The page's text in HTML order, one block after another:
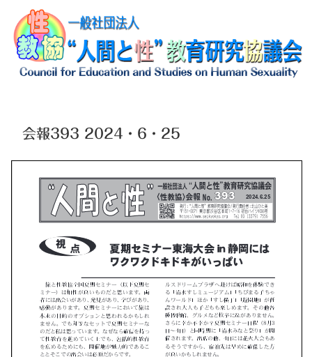
会報393 2024・6・25